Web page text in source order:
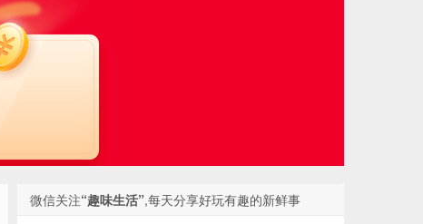
微信关注“趣味生活”,每天分享好玩有趣的新鲜事